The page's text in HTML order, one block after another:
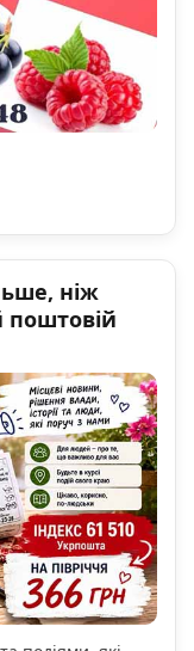
ніж
поштовій